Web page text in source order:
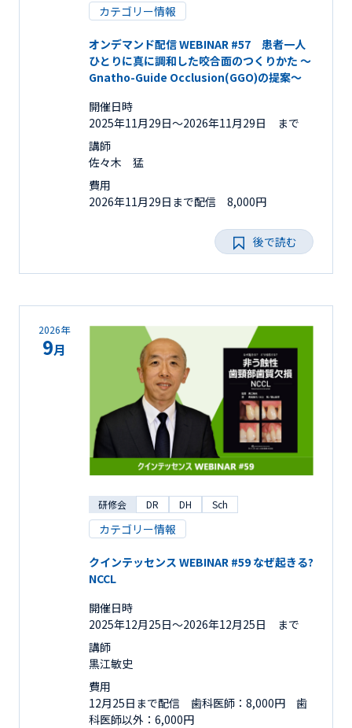
カテゴリー情報
オンデマンド配信 WEBINAR #57 患者一人
ひとりに真に調和した咬合面のつくりかた ～
Gnatho-Guide Occlusion(GGO)の提案～
開催日時
2025年11月29日〜2026年11月29日 まで
講師
佐々木 猛
費用
2026年11月29日まで配信 8,000円
後で読む
2026年
9月
研修会 DR DH Sch
カテゴリー情報
クインテッセンス WEBINAR #59 なぜ起きる?
NCCL
開催日時
2025年12月25日〜2026年12月25日 まで
講師
黒江敏史
費用
12月25日まで配信 歯科医師：8,000円 歯
科医師以外：6,000円